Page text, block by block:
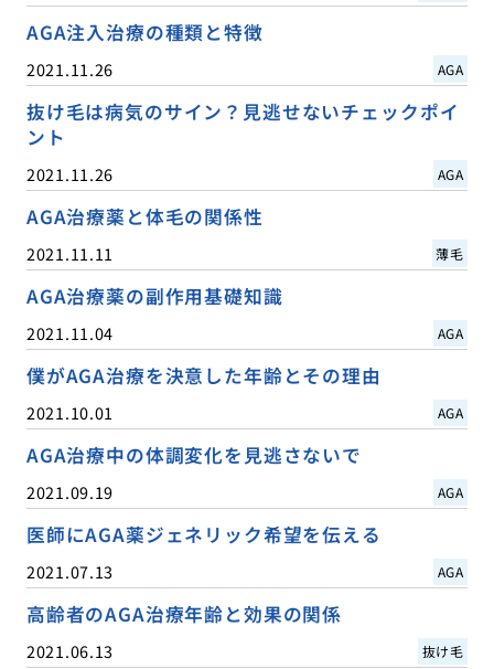
AGA注入治療の種類と特徴
2021.11.26 AGA
抜け毛は病気のサイン？見逃せないチェックポイ
ント
2021.11.26 AGA
AGA治療薬と体毛の関係性
2021.11.11 薄毛
AGA治療薬の副作用基礎知識
2021.11.04 AGA
僕がAGA治療を決意した年齢とその理由
2021.10.01 AGA
AGA治療中の体調変化を見逃さないで
2021.09.19 AGA
医師にAGA薬ジェネリック希望を伝える
2021.07.13 AGA
高齢者のAGA治療年齢と効果の関係
2021.06.13 抜け毛